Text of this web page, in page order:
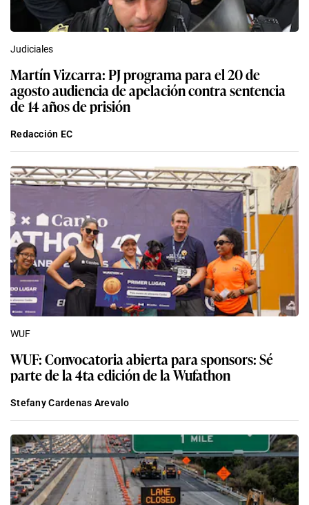
Judiciales
Martín Vizcarra: PJ programa para el 20 de
agosto audiencia de apelación contra sentencia
de 14 años de prisión
Redacción EC
WUF
WUF: Convocatoria abierta para sponsors: Sé
parte de la 4ta edición de la Wufathon
Stefany Cardenas Arevalo